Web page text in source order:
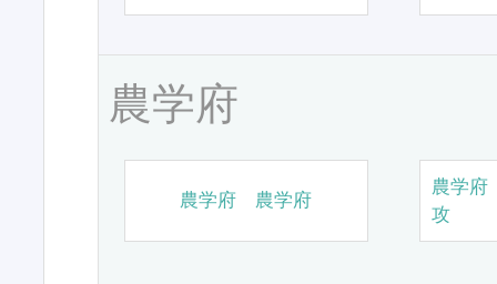
農学府
農学府 農学府
農学
攻